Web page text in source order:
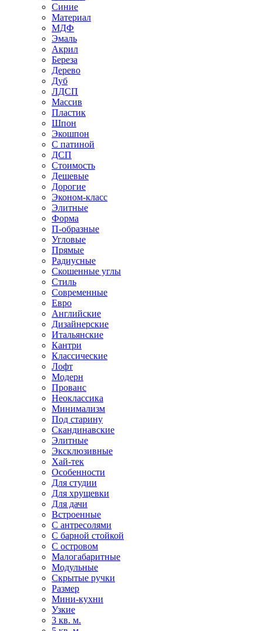
Синие
Материал
МДФ
Эмаль
Акрил
Береза
Дерево
Дуб
ЛДСП
Массив
Пластик
Шпон
Экошпон
С патиной
ДСП
Стоимость
Дешевые
Дорогие
Эконом-класс
Элитные
Форма
П-образные
Угловые
Прямые
Радиусные
Скошенные углы
Стиль
Современные
Евро
Английские
Дизайнерские
Итальянские
Кантри
Классические
Лофт
Модерн
Прованс
Неоклассика
Минимализм
Под старину
Скандинавские
Элитные
Эксклюзивные
Хай-тек
Особенности
Для студии
Для хрущевки
Для дачи
Встроенные
С антресолями
С барной стойкой
С островом
Малогабаритные
Модульные
Скрытые ручки
Размер
Мини-кухни
Узкие
3 кв. м.